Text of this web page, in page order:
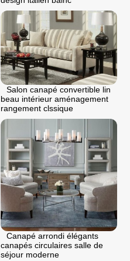
Salon canapé convertible lin
beau intérieur aménagement
rangement clssique
Canapé arrondi élégants
canapés circulaires salle de
séjour moderne